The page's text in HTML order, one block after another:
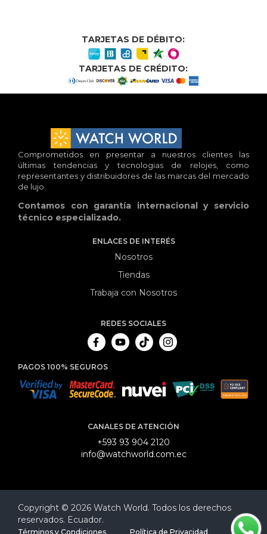
TARJETAS DE DÉBITO:
TARJETAS DE CRÉDITO:
Comprometidos en presentar a nuestros clientes las
últimas tendencias y tecnologias de relojes, como
representantes y distribuidores de las marcas del mercado
de lujo.
Contamos con garantía internacional y servicio
técnico especializado.
ENLACES DE INTERÉS
Nosotros
Tiendas
Trabaja con Nosotros
REDES SOCIALES
PAGOS 100% SEGUROS
CANALES DE ATENCIÓN
+593 93 904 2120
info@watchworld.com.ec
Copyright © 2026 Watch World. Todos los derechos
reservados. Ecuador.
Términos y Condiciones Política de Privacidad